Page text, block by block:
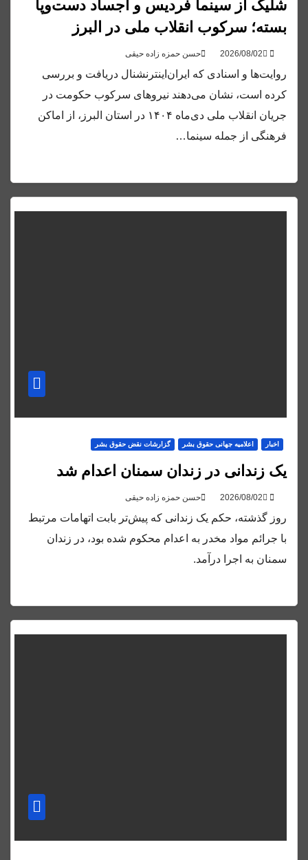
شلیک از سینما فردیس و اجساد دست‌وپا
بسته؛ سرکوب انقلاب ملی در البرز
حسن حمزه زاده حیقی
روایت‌ها و اسنادی که ایران‌اینترنشنال دریافت و بررسی
کرده است، نشان می‌دهند نیروهای سرکوب حکومت در
جریان انقلاب ملی دی‌ماه ۱۴۰۴ در استان البرز، از اماکن
فرهنگی از جمله سینما…
اخبار اعلاميه جهانی حقوق بشر گزارشات نقض حقوق بشر
یک زندانی در زندان سمنان اعدام شد
حسن حمزه زاده حیقی
روز گذشته، حکم یک زندانی که پیش‌تر بابت اتهامات مرتبط
با جرائم مواد مخدر به اعدام محکوم شده بود، در زندان
سمنان به اجرا درآمد.